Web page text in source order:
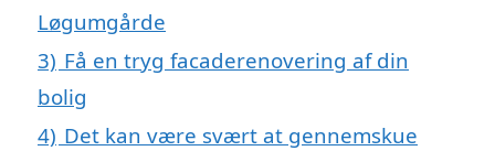
Løgumgårde
3) Få en tryg facaderenovering af din
bolig
4) Det kan være svært at gennemskue